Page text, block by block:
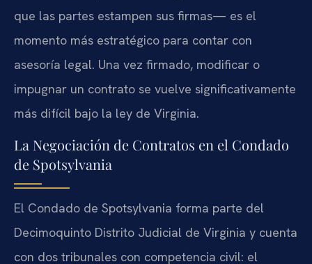
que las partes estampen sus firmas— es el
momento más estratégico para contar con
asesoría legal. Una vez firmado, modificar o
impugnar un contrato se vuelve significativamente
más difícil bajo la ley de Virginia.
La Negociación de Contratos en el Condado
de Spotsylvania
El Condado de Spotsylvania forma parte del
Decimoquinto Distrito Judicial de Virginia y cuenta
con dos tribunales con competencia civil: el